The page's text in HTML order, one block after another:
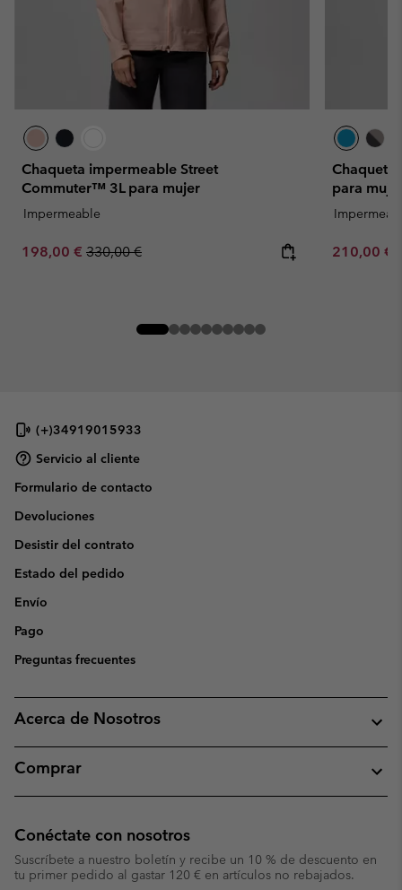
Chaqueta impermeable Street
Commuter™ 3L para mujer
Impermeable
Sale price:
198,00 € Regular price:
330,00 €
Chaqueta
para
Minimum
210,00 €
(+)34919015933
Servicio al cliente
Formulario de contacto
Devoluciones
Desistir del contrato
Estado del pedido
Envío
Pago
Preguntas frecuentes
Acerca de Nosotros
Comprar
Conéctate con nosotros
Suscríbete a nuestro boletín y recibe un 10 % de descuento en
tu primer pedido al gastar 120 € en artículos no rebajados.